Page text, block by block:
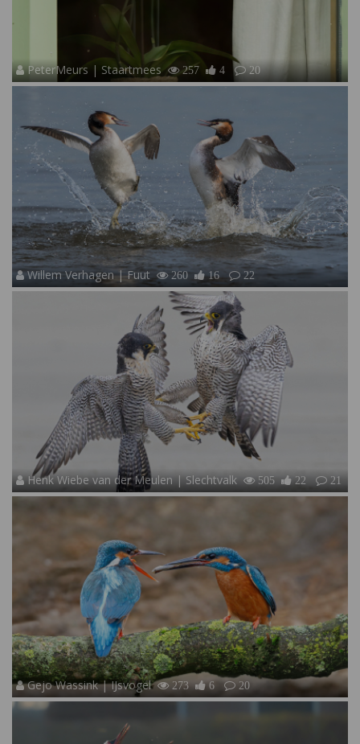
PeterMeurs | Staartmees 257 4 20
Willem Verhagen | Fuut 260 16 22
Henk Wiebe van der Meulen | Slechtvalk 505 22 21
Gejo Wassink | IJsvogel 273 6 20